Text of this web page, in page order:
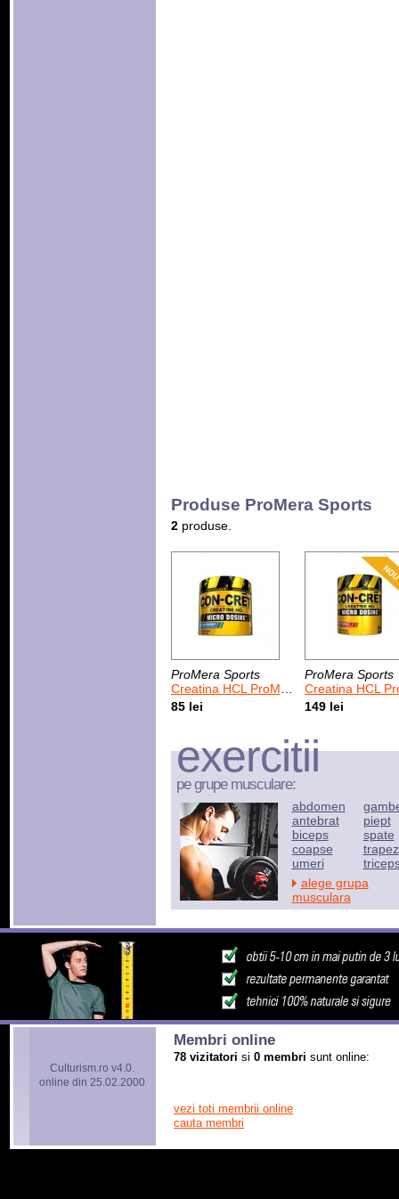
Produse ProMera Sports
2produse.
ProMera Sports
Creatina HCL ProMera Sports Con-Cret
85 lei
ProMera Sports
Creatina HCL ProMera Sports Con-
149 lei
exercitii
pe grupe musculare:
abdomen
antebrat
biceps
coapse
umeri
piept
spate
trapez
alege grupa
musculara
Culturism.ro v4.0.
online din 25.02.2000
Membri online
78 vizitatori si 0 membri sunt online:
vezi toti membrii online
cauta membri